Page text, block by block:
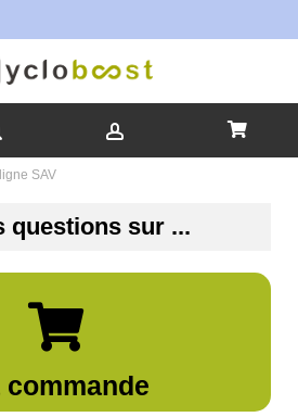
SAV
questions sur ...
commande